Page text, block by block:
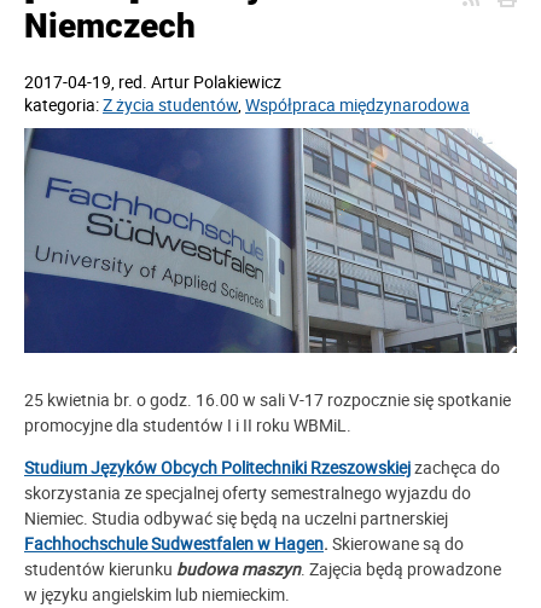
Niemczech
2017-04-19, red. Artur Polakiewicz
kategoria:Z życia studentów,Współpraca międzynarodowa
25 kwietnia br. o godz. 16.00 w sali V-17 rozpocznie się spotkanie
promocyjne dla studentów I i II roku WBMiL.
Studium Języków Obcych Politechniki Rzeszowskiejzachęca do
skorzystania ze specjalnej oferty semestralnego wyjazdu do
Niemiec. Studia odbywać się będą na uczelni partnerskiej
FachhochschuleSudwestfalen w Hagen. Skierowane są do
studentów kierunku budowa maszyn. Zajęcia będą prowadzone
w języku angielskim lub niemieckim.